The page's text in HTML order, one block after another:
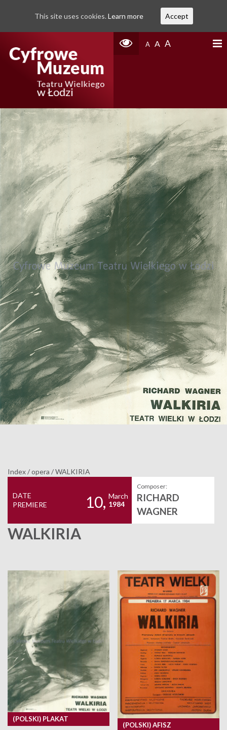
A A A
Index/opera /WALKIRIA
DATE
PREMIERE
10, March
1984
Composer:
RICHARD
WAGNER
WALKIRIA
(POLSKI) PLAKAT
(POLSKI) AFISZ
This site uses cookies. Learn more Accept